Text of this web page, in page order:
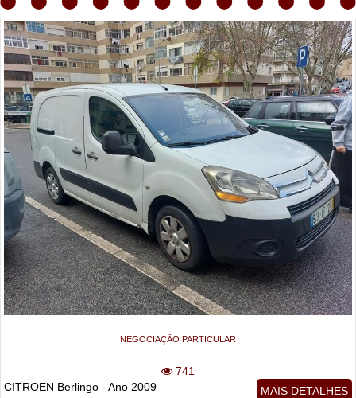
NEGOCIAÇÃO PARTICULAR
741
MAIS DETALHES
CITROEN Berlingo - Ano 2009